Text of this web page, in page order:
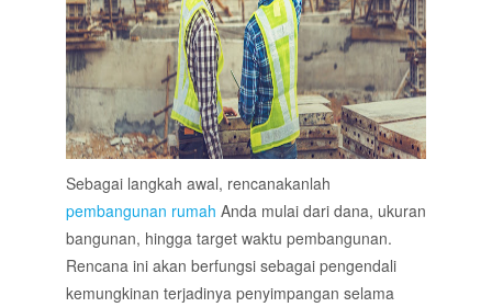
Sebagai langkah awal, rencanakanlah
pembangunan rumah Anda mulai dari dana, ukuran
bangunan, hingga target waktu pembangunan.
Rencana ini akan berfungsi sebagai pengendali
kemungkinan terjadinya penyimpangan selama